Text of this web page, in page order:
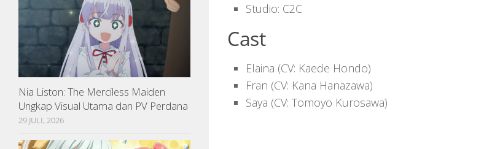
Studio: C2C
Cast
Elaina (CV: Kaede Hondo)
Fran (CV: Kana Hanazawa)
Saya (CV: Tomoyo Kurosawa)
Nia Liston: The Merciless Maiden
Ungkap Visual Utama dan PV Perdana
29 JULI, 2026